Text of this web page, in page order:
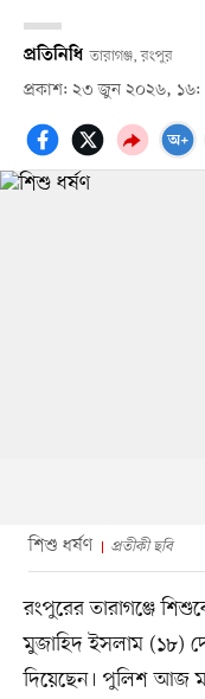
প্রতিনিধি তারাগঞ্জ, রংপুর
প্রকাশ: ২৩ জুন ২০২৬, ১৬:
শিশু ধর্ষণ প্রতীকী ছবি
রংপুরের তারাগঞ্জে
মুজাহিদ ইসলাম (১৮)
দিয়েছেন। পুলিশ আজ